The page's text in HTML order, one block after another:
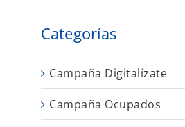
Categorías
Campaña Digitalízate
Campaña Ocupados